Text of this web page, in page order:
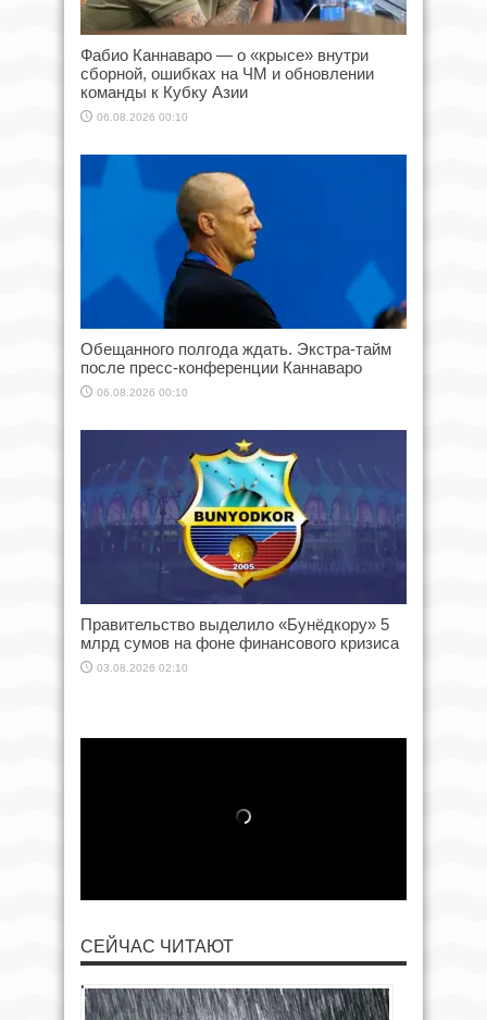
Фабио Каннаваро — о «крысе» внутри
сборной, ошибках на ЧМ и обновлении
команды к Кубку Азии
06.08.2026 00:10
Обещанного полгода ждать. Экстра-тайм
после пресс-конференции Каннаваро
06.08.2026 00:10
Правительство выделило «Бунёдкору» 5
млрд сумов на фоне финансового кризиса
03.08.2026 02:10
СЕЙЧАС ЧИТАЮТ